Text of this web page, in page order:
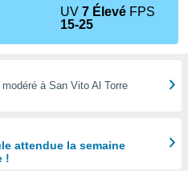
UV7 Élevé FPS
15-25
à San Vito Al Torre
attendue la semaine
!